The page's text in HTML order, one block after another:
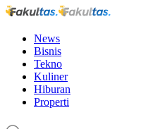
News
Bisnis
Tekno
Kuliner
Hiburan
Properti